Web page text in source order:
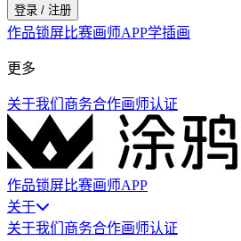
登录 / 注册
作品锁屏比赛画师APP学插画
更多
关于我们 商务合作画师认证
作品锁屏比赛画师APP
关于
关于我们 商务合作画师认证